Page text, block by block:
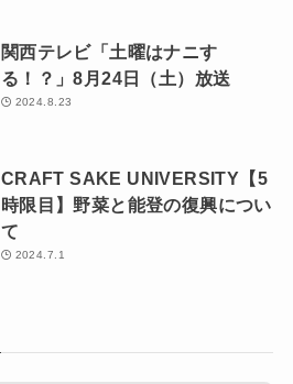
関西テレビ「土曜はナニす
る！？」8月24日（土）放送
2024.8.23
CRAFT SAKE UNIVERSITY【5
時限目】野菜と能登の復興につい
て
2024.7.1